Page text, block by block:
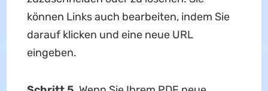
können Links auch bearbeiten, indem Sie
darauf klicken und eine neue URL
eingeben.